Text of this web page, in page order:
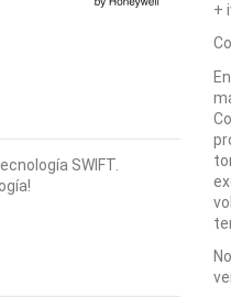
SWIFT.
+